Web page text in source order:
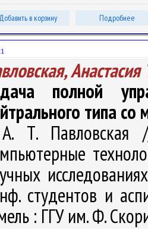
Добавить в корзину Подробнее
Анастасия
полной
типа
Т. Павловская
студентов и
: ГГУ им. Ф.